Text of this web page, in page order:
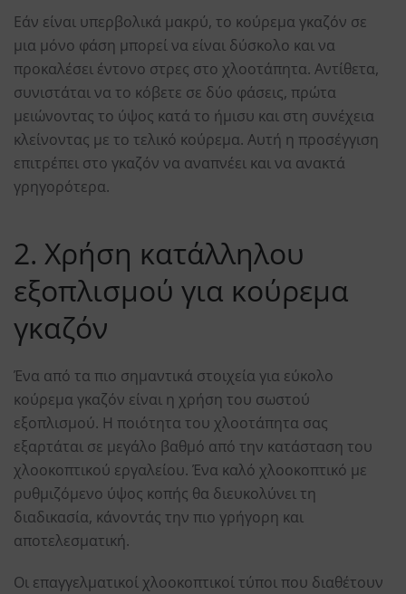
Εάν είναι υπερβολικά μακρύ, το κούρεμα γκαζόν σε
μια μόνο φάση μπορεί να είναι δύσκολο και να
προκαλέσει έντονο στρες στο χλοοτάπητα. Αντίθετα,
συνιστάται να το κόβετε σε δύο φάσεις, πρώτα
μειώνοντας το ύψος κατά το ήμισυ και στη συνέχεια
κλείνοντας με το τελικό κούρεμα. Αυτή η προσέγγιση
επιτρέπει στο γκαζόν να αναπνέει και να ανακτά
γρηγορότερα.
2. Χρήση κατάλληλου
εξοπλισμού για κούρεμα
γκαζόν
Ένα από τα πιο σημαντικά στοιχεία για εύκολο
κούρεμα γκαζόν είναι η χρήση του σωστού
εξοπλισμού. Η ποιότητα του χλοοτάπητα σας
εξαρτάται σε μεγάλο βαθμό από την κατάσταση του
χλοοκοπτικού εργαλείου. Ένα καλό χλοοκοπτικό με
ρυθμιζόμενο ύψος κοπής θα διευκολύνει τη
διαδικασία, κάνοντάς την πιο γρήγορη και
αποτελεσματική.
Οι επαγγελματικοί χλοοκοπτικοί τύποι που διαθέτουν